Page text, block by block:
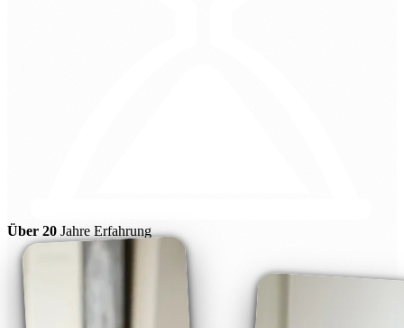
Über 20 Jahre Erfahrung